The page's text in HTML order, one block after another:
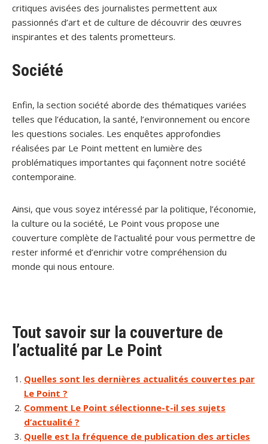
critiques avisées des journalistes permettent aux
passionnés d’art et de culture de découvrir des œuvres
inspirantes et des talents prometteurs.
Société
Enfin, la section société aborde des thématiques variées
telles que l’éducation, la santé, l’environnement ou encore
les questions sociales. Les enquêtes approfondies
réalisées par Le Point mettent en lumière des
problématiques importantes qui façonnent notre société
contemporaine.
Ainsi, que vous soyez intéressé par la politique, l’économie,
la culture ou la société, Le Point vous propose une
couverture complète de l’actualité pour vous permettre de
rester informé et d’enrichir votre compréhension du
monde qui nous entoure.
Tout savoir sur la couverture de
l’actualité par Le Point
Quelles sont les dernières actualités couvertes par
Le Point ?
Comment Le Point sélectionne-t-il ses sujets
d’actualité ?
Quelle est la fréquence de publication des articles